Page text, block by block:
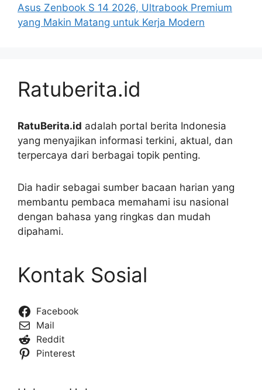
Asus Zenbook S 14 2026, Ultrabook Premium
yang Makin Matang untuk Kerja Modern
Ratuberita.id
RatuBerita.id adalah portal berita Indonesia
yang menyajikan informasi terkini, aktual, dan
terpercaya dari berbagai topik penting.
Dia hadir sebagai sumber bacaan harian yang
membantu pembaca memahami isu nasional
dengan bahasa yang ringkas dan mudah
dipahami.
Kontak Sosial
Facebook
Mail
Reddit
Pinterest